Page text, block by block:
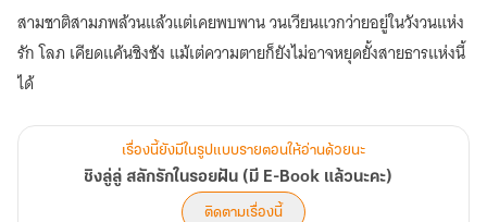
ใน
รอย
ฝัน
Book
แล้ว
นะคะ)
สามชาติสามภพล้วนแล้วแต่เคยพบพาน วนเวียนแวกว่ายอยู่ในวังวนแห่ง
รัก โลภ เคียดแค้นชิงชัง แม้เต่ความตายก็ยังไม่อาจหยุดยั้งสายธารแห่งนี้
ได้
เรื่องนี้ยังมีในรูปแบบรายตอนให้อ่านด้วยนะ
ชิงลู่ลู่ สลักรักในรอยฝัน (มี E-Book แล้วนะคะ)
ติดตามเรื่องนี้